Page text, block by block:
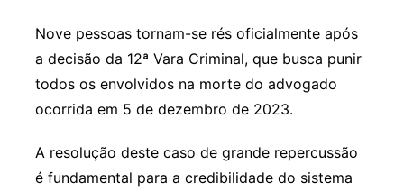
Nove pessoas tornam-se rés oficialmente após
a decisão da 12ª Vara Criminal, que busca punir
todos os envolvidos na morte do advogado
ocorrida em 5 de dezembro de 2023.
A resolução deste caso de grande repercussão
é fundamental para a credibilidade do sistema